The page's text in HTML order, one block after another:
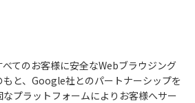
てのお客様に安全なWebブラウジング
と、Google社とのパートナーシップを
プラットフォームによりお客様へサー